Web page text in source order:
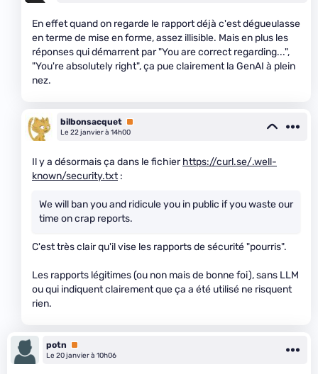
En effet quand on regarde le rapport déjà c'est dégueulasse
en terme de mise en forme, assez illisible. Mais en plus les
réponses qui démarrent par "You are correct regarding...",
"You're absolutely right", ça pue clairement la GenAI à plein
nez.
bilbonsacquet Premium
Le 22 janvier à 14h00
Il y a désormais ça dans le fichierhttps://curl.se/.well-
known/security.txt:
We will ban you and ridicule you in public if you waste our
time on crap reports.
C'est très clair qu'il vise les rapports de sécurité "pourris".
Les rapports légitimes (ou non mais de bonne foi), sans LLM
ou qui indiquent clairement que ça a été utilisé ne risquent
rien.
potn
Premium
Le 20 janvier à 10h06